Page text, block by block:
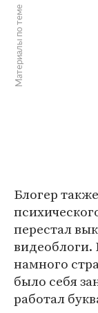
Материалы по теме
Блогер
перестал
видеоблоги.
намного
было себя
работал